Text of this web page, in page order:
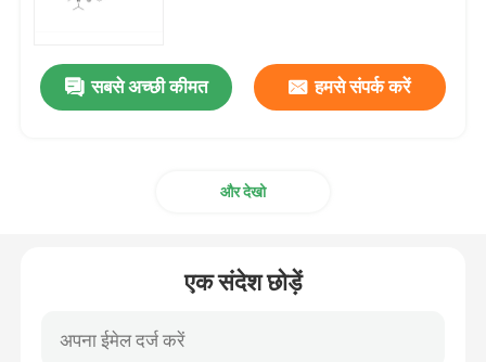
आणविक निदान
सबसे अच्छी कीमत हमसे संपर्क करें
और देखो
एक संदेश छोड़ें